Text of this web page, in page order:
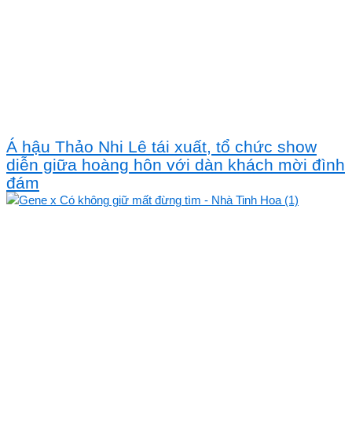
Á hậu Thảo Nhi Lê tái xuất, tổ chức show
diễn giữa hoàng hôn với dàn khách mời đình
đám